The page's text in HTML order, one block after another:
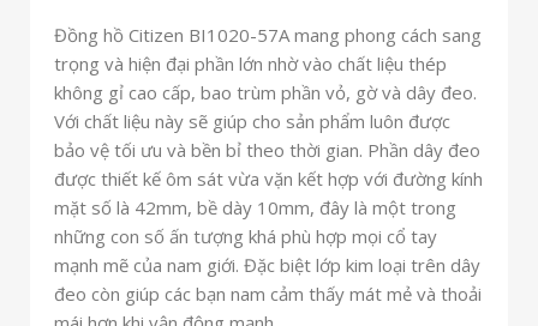
Đồng hồ Citizen BI1020-57A mang phong cách sang
trọng và hiện đại phần lớn nhờ vào chất liệu thép
không gỉ cao cấp, bao trùm phần vỏ, gờ và dây đeo.
Với chất liệu này sẽ giúp cho sản phẩm luôn được
bảo vệ tối ưu và bền bỉ theo thời gian. Phần dây đeo
được thiết kế ôm sát vừa vặn kết hợp với đường kính
mặt số là 42mm, bề dày 10mm, đây là một trong
những con số ấn tượng khá phù hợp mọi cổ tay
mạnh mẽ của nam giới. Đặc biệt lớp kim loại trên dây
đeo còn giúp các bạn nam cảm thấy mát mẻ và thoải